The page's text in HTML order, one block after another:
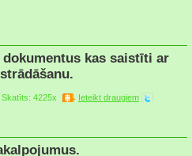
kas saistīti ar
Skatīts: 4225x
Ieteikt draugiem